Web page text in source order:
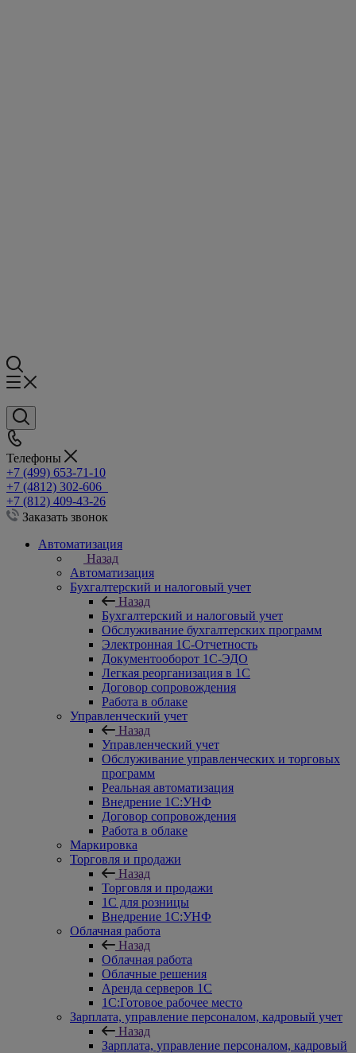
Телефоны
+7 (499) 653-71-10
+7 (4812) 302-606
+7 (812) 409-43-26
Заказать звонок
Автоматизация
Назад
Автоматизация
Бухгалтерский и налоговый учет
Назад
Бухгалтерский и налоговый учет
Обслуживание бухгалтерских программ
Электронная 1С-Отчетность
Документооборот 1С-ЭДО
Легкая реорганизация в 1С
Договор сопровождения
Работа в облаке
Управленческий учет
Назад
Управленческий учет
Обслуживание управленческих и торговых
программ
Реальная автоматизация
Внедрение 1С:УНФ
Договор сопровождения
Работа в облаке
Маркировка
Торговля и продажи
Назад
Торговля и продажи
1С для розницы
Внедрение 1С:УНФ
Облачная работа
Назад
Облачная работа
Облачные решения
Аренда серверов 1С
1C:Готовое рабочее место
Зарплата, управление персоналом, кадровый учет
Назад
Зарплата, управление персоналом, кадровый